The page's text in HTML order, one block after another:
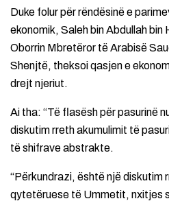
Duke folur për rëndësinë e
ekonomik, Saleh bin Abdullah bin
Oborrin Mbretëror të Arabisë
Shenjtë, theksoi qasjen e
drejt njeriut.
Ai tha: “Të flasësh për pasurinë
diskutim rreth akumulimit të
të shifrave abstrakte.
“Përkundrazi, është një diskutim
qytetëruese të Ummetit, nxitjes